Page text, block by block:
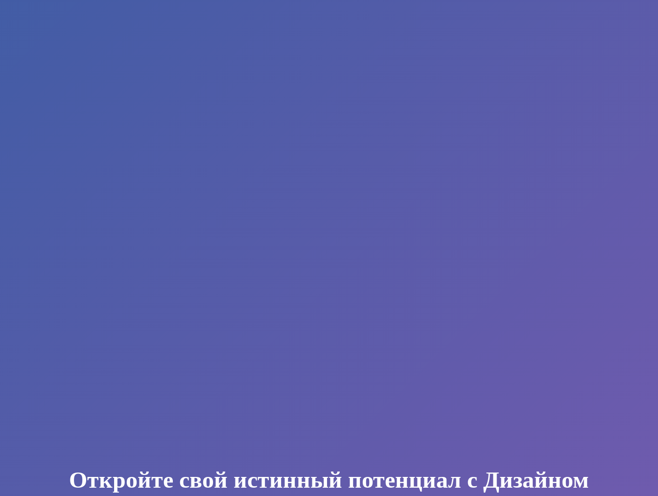
Откройте свой истинный потенциал с Дизайном